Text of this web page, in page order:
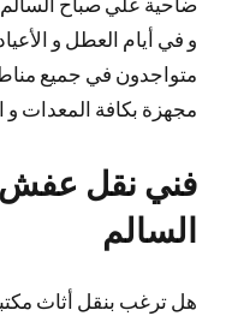
و في أيام العطل و
متواجدون في جميع
مجهزة بكافة المعدات و
فني نقل
السالم
هل ترغب بنقل أثاث